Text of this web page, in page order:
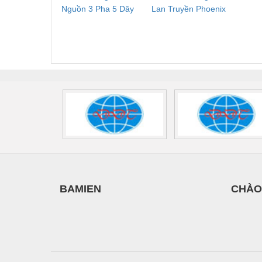
Vật liệu xây dựng
Xe tải - phụ tùng
Y khoa - Trang thiết bị
Nguồn 3 Pha 5 Dây
Lan Truyền Phoenix
BAMIEN